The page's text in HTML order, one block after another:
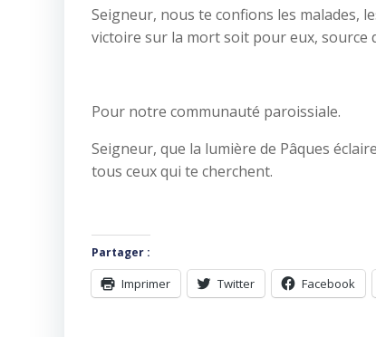
Seigneur, nous te confions les malades,
victoire sur la mort soit pour eux, source
Pour notre communauté paroissiale.
Seigneur, que la lumière de Pâques
tous ceux qui te cherchent.
Partager :
Imprimer Twitter Facebook